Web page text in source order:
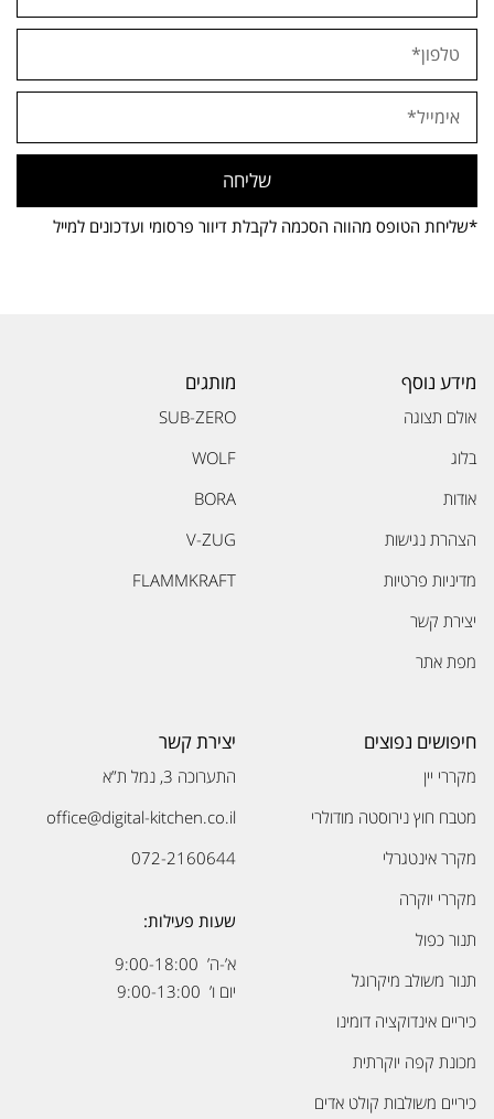
שליחה
*שליחת הטופס מהווה הסכמה לקבלת דיוור פרסומי ועדכונים למייל
מידע נוסף
אולם תצוגה
בלוג
אודות
הצהרת נגישות
מדיניות פרטיות
יצירת קשר
מפת אתר
מותגים
SUB-ZERO
WOLF
BORA
V-ZUG
FLAMMKRAFT
חיפושים נפוצים
מקררי יין
מטבח חוץ נירוסטה מודולרי
מקרר אינטגרלי
מקררי יוקרה
תנור כפול
תנור משולב מיקרוגל
כיריים אינדוקציה דומינו
מכונת קפה יוקרתית
כיריים משולבות קולט אדים
יצירת קשר
התערוכה 3, נמל ת”א
office@digital-kitchen.co.il
072-2160644
שעות פעילות:
א’-ה’ 9:00-18:00
יום ו’ 9:00-13:00